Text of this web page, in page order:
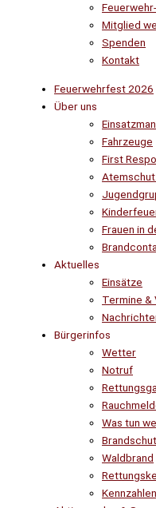
Mitglied
Spenden
Kontakt
Feuerwehrfest 2026
Über uns
Fahrzeuge
First
Frauen in
Aktuelles
Einsätze
Termine &
Bürgerinfos
Wetter
Notruf
Was tun
Waldbrand